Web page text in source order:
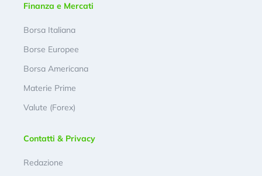
Finanza e Mercati
Borsa Italiana
Borse Europee
Borsa Americana
Materie Prime
Valute (Forex)
Contatti & Privacy
Redazione